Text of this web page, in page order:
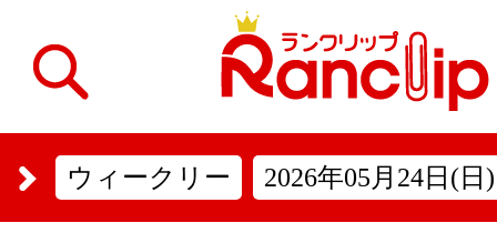
ウィークリー 2026年05月24日(日)